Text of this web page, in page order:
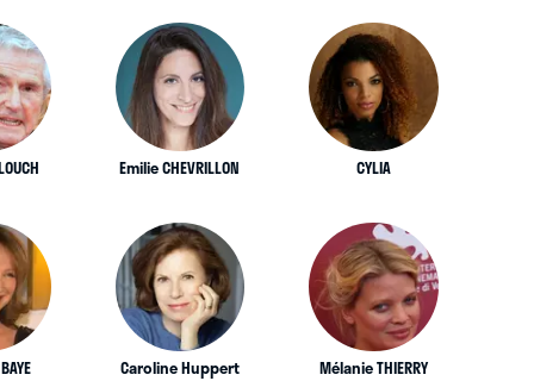
Emilie CHEVRILLON CYLIA
Caroline Huppert Mélanie THIERRY